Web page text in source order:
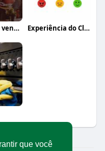
que você
Marketing e vendas Experiência do Cliente